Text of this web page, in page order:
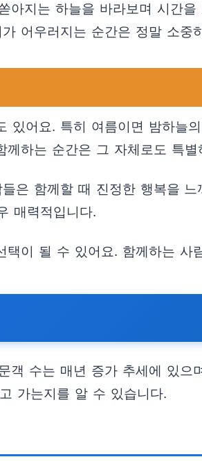
아지는 하늘을 바라보며 시간
어우러지는 순간은 정말 소중
어요. 특히 여름이면 밤하늘
하는 순간은 그 자체로도 특별
은 함께할 때 진정한 행복을 느
매력적입니다.
이 될 수 있어요. 함께하는 사
객 수는 매년 증가 추세에 있으
가는지를 알 수 있습니다.